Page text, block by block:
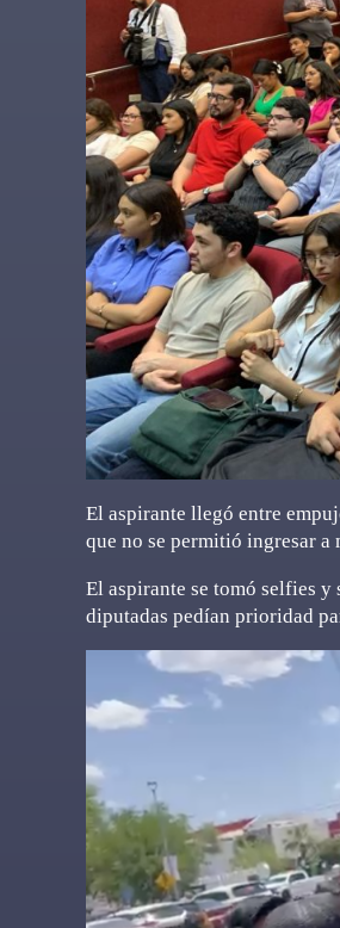
El aspirante llegó entre
que no se permitió ingresar a
El aspirante se tomó selfies y
diputadas pedían prioridad